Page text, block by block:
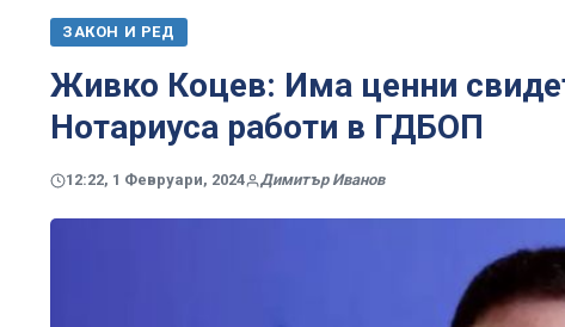
ЗАКОН И РЕД
Живко Коцев: Има ценни
Нотариуса работи в ГДБОП
12:22, 1 Февруари, 2024 Димитър Иванов